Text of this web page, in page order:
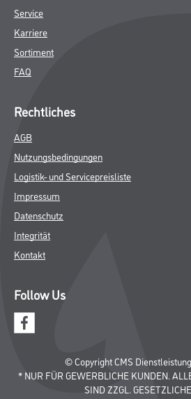
Service
Karriere
Sortiment
FAQ
Rechtliches
AGB
Nutzungsbedingungen
Logistik- und Servicepreisliste
Impressum
Datenschutz
Integrität
Kontakt
Follow Us
© Copyright CMS
* NUR FÜR GEWERBLICHE KUNDEN.
SIND ZZGL.